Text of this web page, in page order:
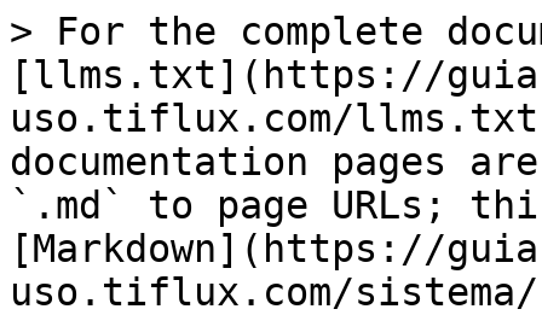
> For the complete
[llms.txt](https://
uso.tiflux.com/
documentation pages
`.md` to page URLs;
[Markdown](https://
uso.tiflux.com/